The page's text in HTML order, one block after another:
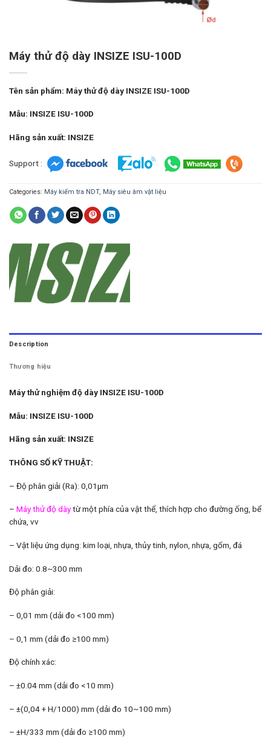
Máy thử độ dày INSIZE ISU-100D
Tên sản phẩm: Máy thử độ dày INSIZE ISU-100D
Mẫu: INSIZE ISU-100D
Hãng sản xuất: INSIZE
Support :
Categories: Máy kiểm tra NDT, Máy siêu âm vật liệu
Description
Thương hiệu
Máy thử nghiệm độ dày INSIZE ISU-100D
Mẫu: INSIZE ISU-100D
Hãng sản xuất: INSIZE
THÔNG SỐ KỸ THUẬT:
– Độ phân giải (Ra): 0,01µm
– Máy thử độ dàytừ một phía của vật thể, thích hợp cho đường ống, bể
chứa, vv
– Vật liệu ứng dụng: kim loại, nhựa, thủy tinh, nylon, nhựa, gốm, đá
Dải đo: 0.8~300 mm
Độ phân giải:
– 0,01 mm (dải đo <100 mm)
– 0,1 mm (dải đo ≥100 mm)
Độ chính xác:
– ±0.04 mm (dải đo <10 mm)
– ±(0,04 + H/1000) mm (dải đo 10~100 mm)
– ±H/333 mm (dải đo ≥100 mm)